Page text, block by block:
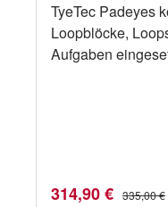
TyeTec Padeyes
Loopblöcke,
Aufgaben eingesetzt
Verkaufspreis:
314,90 € 335,00 €